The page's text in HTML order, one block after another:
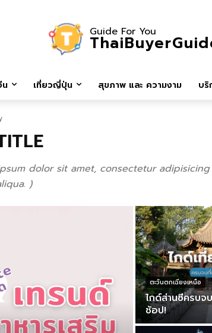
Guide For You
น เที่ยวญี่ปุ่น สุขภาพ และ ความงาม บริ
dolor sit amet, consectetur
)
ตะวันตกเฉียงเหนือ
ไกด์ส่านซีครบจ
ช้อป!